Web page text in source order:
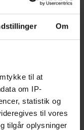
Om
til at
om IP-
statistik og
til vores
tilgår oplysninger